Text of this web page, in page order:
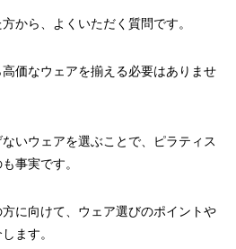
から、よくいただく質問です。
価なウェアを揃える必要はありませ
いウェアを選ぶことで、ピラティス
事実です。
に向けて、ウェア選びのポイントや
ます。